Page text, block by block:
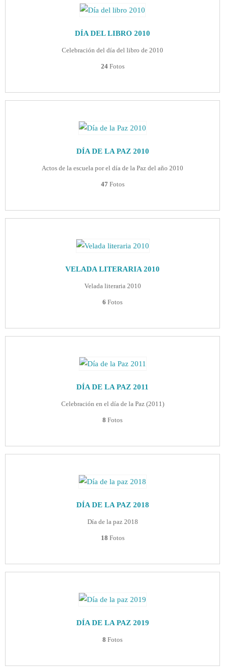
DÍA DEL LIBRO 2010
Celebración del día del libro de 2010
24Fotos
DÍA DE LA PAZ 2010
Actos de la escuela por el día de la Paz del año 2010
47 Fotos
VELADA LITERARIA 2010
Velada literaria 2010
6 Fotos
DÍA DE LA PAZ 2011
Celebración en el día de la Paz (2011)
8 Fotos
DÍA DE LA PAZ 2018
Día de la paz 2018
18 Fotos
DÍA DE LA PAZ 2019
8 Fotos